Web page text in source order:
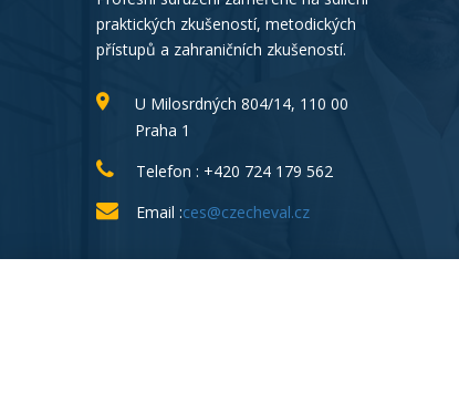
praktických zkušeností, metodických
přístupů a zahraničních zkušeností.
U Milosrdných 804/14, 110 00
Praha 1
Telefon : +420 724 179 562
Email :ces@czecheval.cz